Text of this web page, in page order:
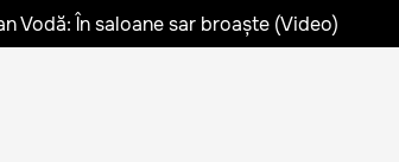
Vodă: În saloane sar broaște (Video)